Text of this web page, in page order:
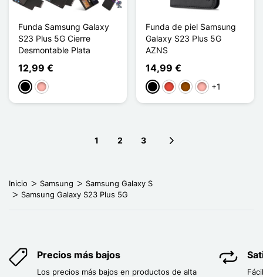
Funda Samsung Galaxy
S23 Plus 5G Cierre
Desmontable Plata
12,99 €
NegroOro rosa
Funda de piel Samsung
Galaxy S23 Plus 5G
AZNS
14,99 €
NegroRojoMarrónOro rosa
+1
1 2 3
Inicio Samsung
Samsung Galaxy S
Samsung Galaxy S23 Plus 5G
Precios más bajos
Los precios más bajos en productos de alta